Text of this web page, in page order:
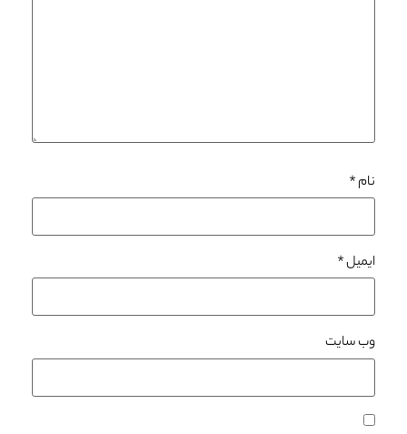
نام*
ایمیل*
وب‌ سایت